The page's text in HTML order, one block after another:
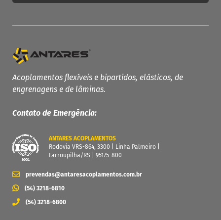
Acoplamentos flexíveis e bipartidos, elásticos, de
engrenagens e de lâminas.
Contato de Emergência:
ANTARES ACOPLAMENTOS
Rodovia VRS-864, 3300 | Linha Palmeiro |
Farroupilha/RS | 95175-800
prevendas@antaresacoplamentos.com.br
(54) 3218-6810
(54) 3218-6800
PRODUTOS ANTARES
Linha Completa
Acoplamentos Flexíveis
Acoplamentos Elásticos
Acoplamento de Lâminas
Contra Recuos
MAIS
Garantia
Catálogo
Dimensione seu acoplamento
Central de Downloads